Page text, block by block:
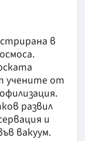
в
учените от
развил
и
вакуум.